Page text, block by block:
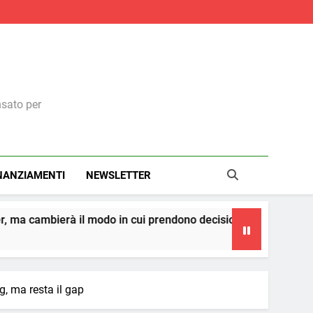
per
NEWSLETTER
cui prendono decisioni La teoria dei cerchi
ma resta il gap